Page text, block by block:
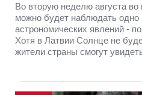
Во вторую неделю августа во
можно будет наблюдать
астрономических явлений -
Хотя в Латвии Солнце не
жители страны смогут